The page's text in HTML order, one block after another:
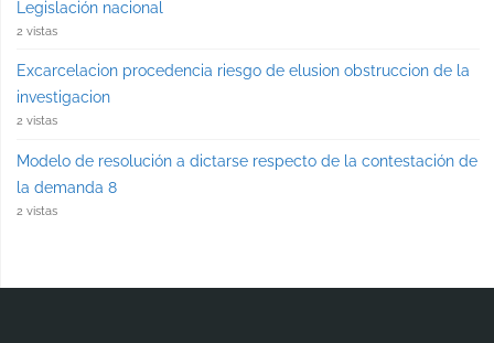
Legislación nacional
2 vistas
Excarcelacion procedencia riesgo de elusion obstruccion de la
investigacion
2 vistas
Modelo de resolución a dictarse respecto de la contestación de
la demanda 8
2 vistas